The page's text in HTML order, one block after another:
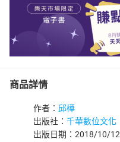
商品詳情
作者： 邱樺
出版社： 千華數位文化
出版日期：2018/10/12